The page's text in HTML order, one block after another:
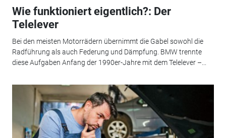
Wie funktioniert eigentlich?: Der
Telelever
Bei den meisten Motorrädern übernimmt die Gabel sowohl die
Radführung als auch Federung und Dämpfung. BMW trennte
diese Aufgaben Anfang der 1990er-Jahre mit dem Telelever –...